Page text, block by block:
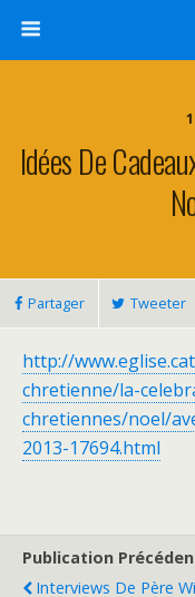
Idées De
Partager Tweeter
http://
chretienne/la-
chretiennes/noel/
2013-17694.html
Publication
Interviews De Père